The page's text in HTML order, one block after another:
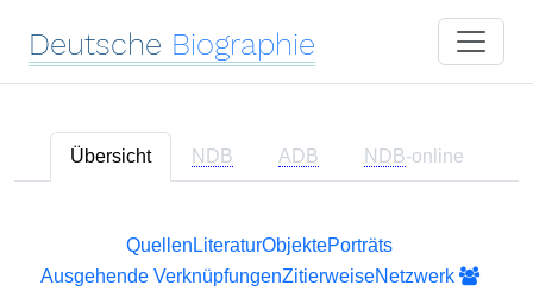
Deutsche Biographie
Übersicht NDB ADB NDB-online
Quellen LiteraturObjektePorträts
Ausgehende VerknüpfungenZitierweiseNetzwerk